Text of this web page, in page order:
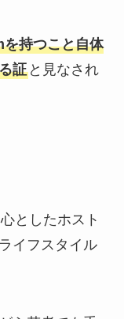
持つこと自体
証と見なされ
としたホスト
イフスタイル